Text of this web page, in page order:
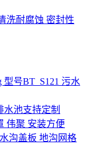
洗耐腐蚀 密封性
号BT_S121 污水
池支持定制
伟聚 安装方便
沟盖板 地沟网格